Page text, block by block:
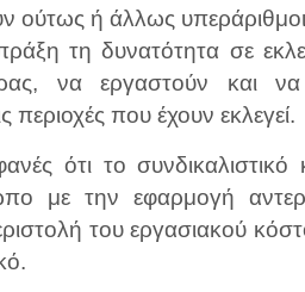
ούτως ή άλλως
τη δυνατότητα σε
να εργαστούν και να
περιοχές που έχουν εκλεγεί.
ότι το
με την εφαρμογή
του εργασιακού